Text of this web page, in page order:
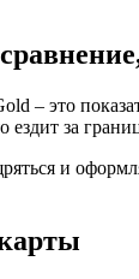
– это
ездит за
и